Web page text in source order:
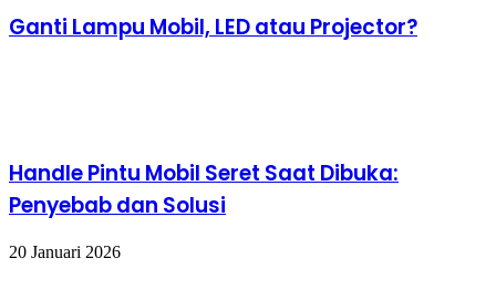
Ganti Lampu Mobil, LED atau Projector?
Handle Pintu Mobil Seret Saat Dibuka:
Penyebab dan Solusi
20 Januari 2026